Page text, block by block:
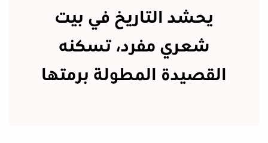
يحشد التاريخ في بيت
شعري مفرد، تسكنه
القصيدة المطولة برمتها